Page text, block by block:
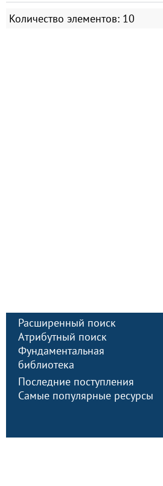
Количество элементов: 10
Расширенный поиск
Атрибутный поиск
Фундаментальная
библиотека
Последние поступления
Самые популярные ресурсы